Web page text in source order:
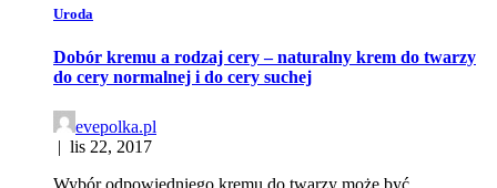
Uroda
Dobór kremu a rodzaj cery – naturalny krem do twarzy
do cery normalnej i do cery suchej
evepolka.pl
| lis 22, 2017